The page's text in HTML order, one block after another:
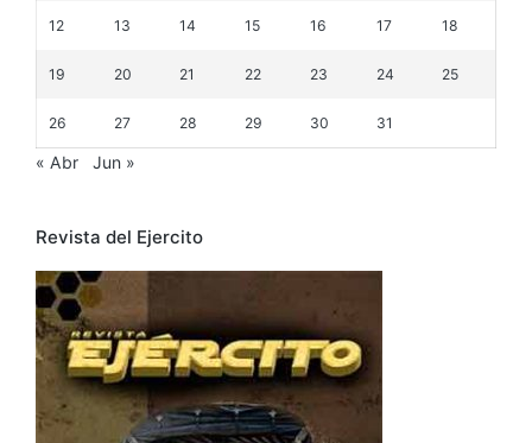
12 13 14 15 16 17 18
19 20 21 22 23 24 25
26 27 28 29 30 31
« Abr Jun »
Revista del Ejercito